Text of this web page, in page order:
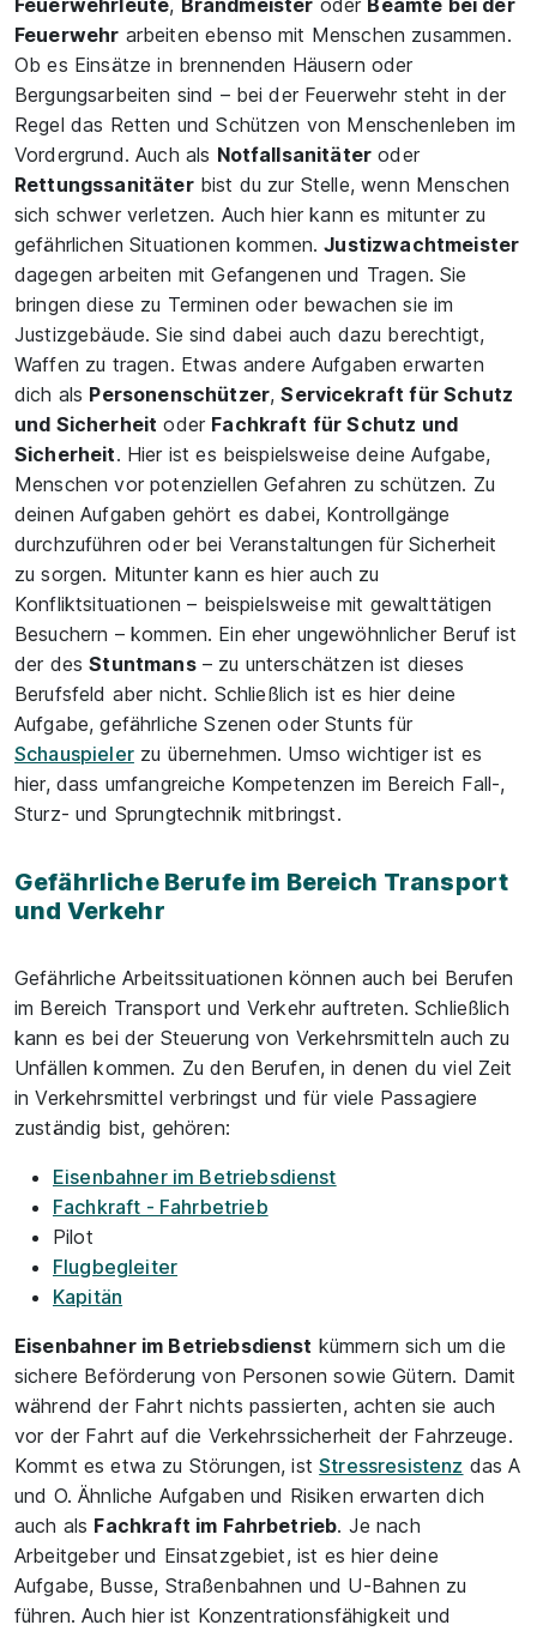
Feuerwehrleute, Brandmeister oder Beamte bei der
Feuerwehr arbeiten ebenso mit Menschen zusammen.
Ob es Einsätze in brennenden Häusern oder
Bergungsarbeiten sind – bei der Feuerwehr steht in der
Regel das Retten und Schützen von Menschenleben im
Vordergrund. Auch als Notfallsanitäter oder
Rettungssanitäterbist du zur Stelle, wenn Menschen
sich schwer verletzen. Auch hier kann es mitunter zu
gefährlichen Situationen kommen.Justizwachtmeister
dagegen arbeiten mit Gefangenen und Tragen. Sie
bringen diese zu Terminen oder bewachen sie im
Justizgebäude. Sie sind dabei auch dazu berechtigt,
Waffen zu tragen. Etwas andere Aufgaben erwarten
dich als Personenschützer,Servicekraft für Schutz
und Sicherheit oder Fachkraft für Schutz und
Sicherheit. Hier ist es beispielsweise deine Aufgabe,
Menschen vor potenziellen Gefahren zu schützen. Zu
deinen Aufgaben gehört es dabei, Kontrollgänge
durchzuführen oder bei Veranstaltungen für Sicherheit
zu sorgen. Mitunter kann es hier auch zu
Konfliktsituationen – beispielsweise mit gewalttätigen
Besuchern – kommen. Ein eher ungewöhnlicher Beruf ist
der desStuntmans– zu unterschätzen ist dieses
Berufsfeld aber nicht. Schließlich ist es hier deine
Aufgabe, gefährliche Szenen oder Stunts für
Schauspielerzu übernehmen. Umso wichtiger ist es
hier, dass umfangreiche Kompetenzen im Bereich Fall-,
Sturz- und Sprungtechnik mitbringst.
Gefährliche Berufe im Bereich Transport
und Verkehr
Gefährliche Arbeitssituationen können auch bei Berufen
im Bereich Transport und Verkehr auftreten. Schließlich
kann es bei der Steuerung von Verkehrsmitteln auch zu
Unfällen kommen. Zu den Berufen, in denen du viel Zeit
in Verkehrsmittel verbringst und für viele Passagiere
zuständig bist, gehören:
Eisenbahner im Betriebsdienst
Fachkraft - Fahrbetrieb
Pilot
Flugbegleiter
Kapitän
Eisenbahner im Betriebsdienst kümmern sich um die
sichere Beförderung von Personen sowie Gütern. Damit
während der Fahrt nichts passierten, achten sie auch
vor der Fahrt auf die Verkehrssicherheit der Fahrzeuge.
Kommt es etwa zu Störungen, istStressresistenz das A
und O. Ähnliche Aufgaben und Risiken erwarten dich
auch als Fachkraft im Fahrbetrieb. Je nach
Arbeitgeber und Einsatzgebiet, ist es hier deine
Aufgabe, Busse, Straßenbahnen und U-Bahnen zu
führen. Auch hier ist Konzentrationsfähigkeit und